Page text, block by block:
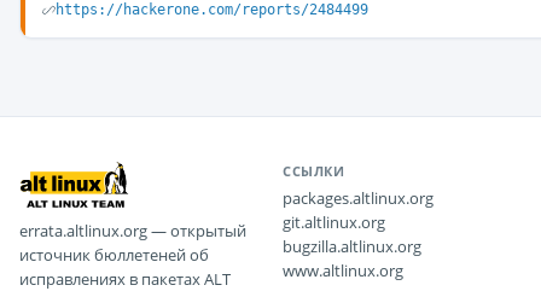
https://hackerone.com/reports/2484499
errata.altlinux.org — открытый
источник бюллетеней об
исправлениях в пакетах ALT
ССЫЛКИ
packages.altlinux.org
git.altlinux.org
bugzilla.altlinux.org
www.altlinux.org